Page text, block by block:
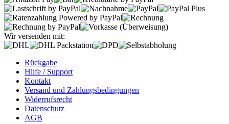
Wir versenden mit:
Rückgabe
Hilfe / Support
Kontakt
Versand und Zahlungsbedingungen
Widerrufsrecht
Datenschutz
AGB